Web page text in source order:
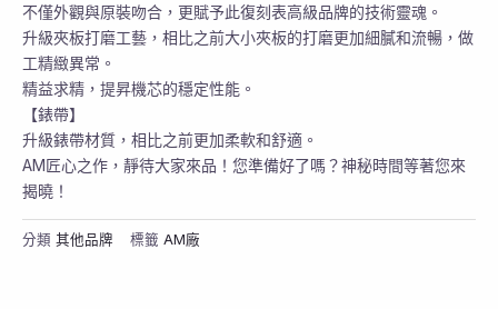
不僅外觀與原裝吻合，更賦予此復刻表高級品牌的技術靈魂。
升級夾板打磨工藝，相比之前大小夾板的打磨更加細膩和流暢，做
工精緻異常。
精益求精，提昇機芯的穩定性能。
【錶帶】
升級錶帶材質，相比之前更加柔軟和舒適。
AM匠心之作，靜待大家來品！您準備好了嗎？神秘時間等著您來
揭曉！
分類 其他品牌 標籤 AM廠